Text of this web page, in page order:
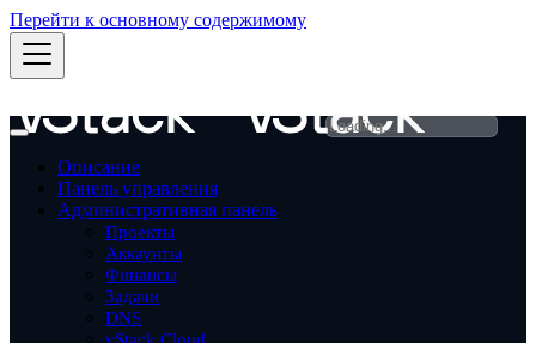
Перейти к основному содержимому
Описание
Панель управления
Административная панель
Проекты
Aккаунты
Финансы
Задачи
DNS
vStack Cloud